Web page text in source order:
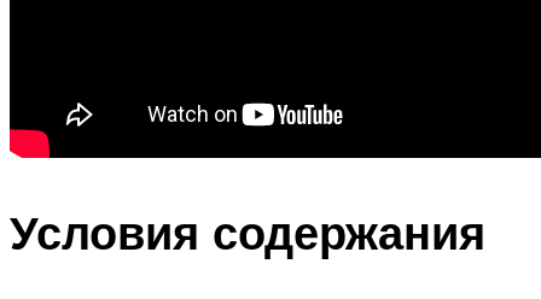
Условия содержания